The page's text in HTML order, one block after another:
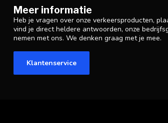
Meer informatie
Heb je vragen over onze verkeersproducten,
vind je direct heldere antwoorden, onze
nemen met ons. We denken graag met je mee.
Klantenservice